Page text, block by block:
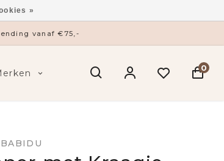
vanaf €75,-
0
BABIDU
»